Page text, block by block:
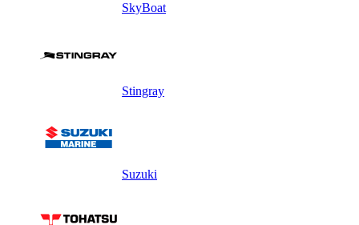
SkyBoat
Stingray
Suzuki